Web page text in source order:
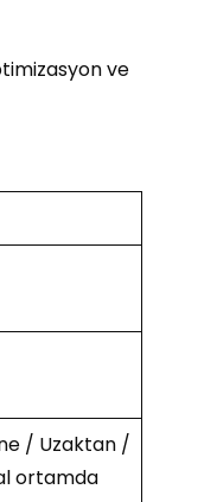
ve
/ Uzaktan /
ortamda